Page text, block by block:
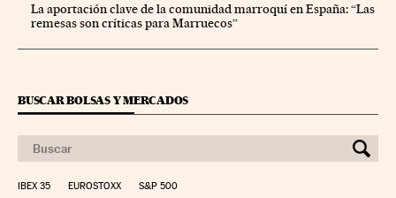
La aportación clave de la comunidad marroquí en España: “Las
remesas son críticas para Marruecos”
BUSCAR BOLSAS Y MERCADOS
IBEX 35 EUROSTOXX S&P 500